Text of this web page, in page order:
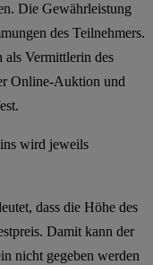
Die Gewährleistung
des Teilnehmers.
Vermittlerin des
Online-Auktion und
wird jeweils
dass die Höhe des
Damit kann der
nicht gegeben werden